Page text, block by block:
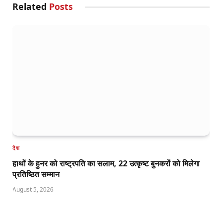
Related Posts
देश
हाथों के हुनर को राष्ट्रपति का सलाम, 22 उत्कृष्ट बुनकरों को मिलेगा
प्रतिष्ठित सम्मान
August 5, 2026